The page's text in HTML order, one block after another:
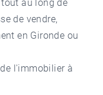
au long de
de vendre,
en Gironde ou
l'immobilier à